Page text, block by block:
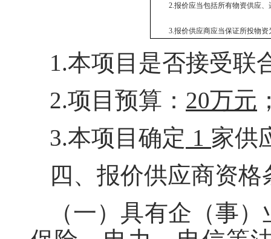
2.报价应当包括所有物资供应
3.报价供应商应当保证所投物
1.本项目是否接受联
2.项目预算： 20万元
3.本项目确定 1 家供
四、报价供应商资格
（一）具有企（事